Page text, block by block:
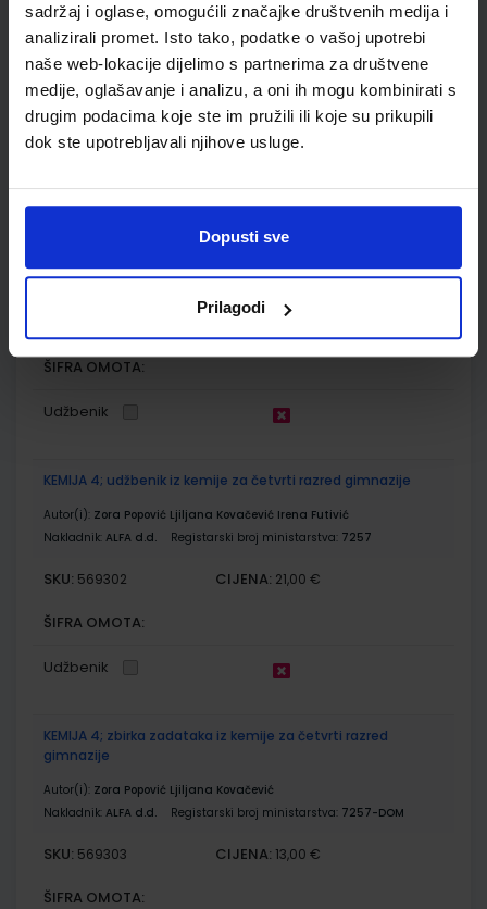
sadržaj i oglase, omogućili značajke društvenih medija i
analizirali promet. Isto tako, podatke o vašoj upotrebi
naše web-lokacije dijelimo s partnerima za društvene
medije, oglašavanje i analizu, a oni ih mogu kombinirati s
drugim podacima koje ste im pružili ili koje su prikupili
dok ste upotrebljavali njihove usluge.
Dopusti sve
Prilagodi
SKU:569301 CIJENA:23,60 €
ŠIFRA OMOTA:
Udžbenik
gimnazije
DOM
CIJENA:
ŠIFRA OMOTA:
Udžbenik
KEMIJA 4; udžbenik iz kemije za četvrti razred gimnazije
Autor(i): Zora Popović Ljiljana Kovačević Irena Futivić
Nakladnik: ALFA d.d. Registarski broj ministarstva: 7257
SKU: 569302 CIJENA: 21,00 €
ŠIFRA OMOTA:
Udžbenik
KEMIJA 4; zbirka zadataka iz kemije za četvrti razred
gimnazije
Autor(i): Zora Popović Ljiljana Kovačević
Nakladnik: ALFA d.d. Registarski broj ministarstva: 7257-DOM
SKU: 569303 CIJENA: 13,00 €
ŠIFRA OMOTA: